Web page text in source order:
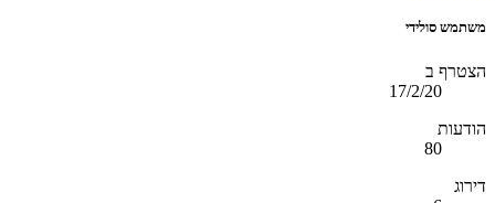
משתמש סולידי
הצטרף ב
17/2/20
הודעות
80
דירוג